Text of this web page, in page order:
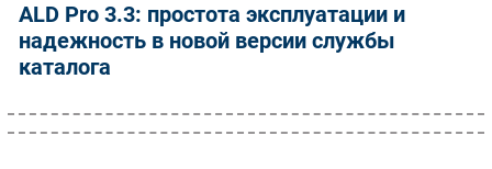
ALD Pro 3.3: простота эксплуатации и
надежность в новой версии службы
каталога